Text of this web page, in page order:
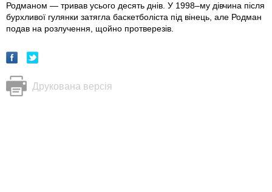
Родманом — тривав усього десять днів. У 1998–му дівчина після
бурхливої гулянки затягла баскетболіста під вінець, але Родман
подав на розлучення, щойно протверезів.
Друкована версія